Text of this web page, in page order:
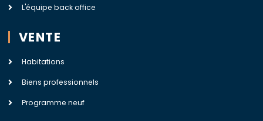
L'équipe back office
VENTE
Habitations
Biens professionnels
Programme neuf